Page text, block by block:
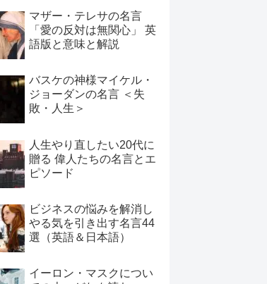
マザー・テレサの名言
「愛の反対は無関心」 英
語版と意味と解説
バスケの神様マイケル・
ジョーダンの名言 ＜失
敗・人生＞
人生やり直したい20代に
贈る 偉人たちの名言とエ
ピソード
ビジネスの悩みを解消し
やる気を引き出す名言44
選（英語＆日本語）
イーロン・マスクについ